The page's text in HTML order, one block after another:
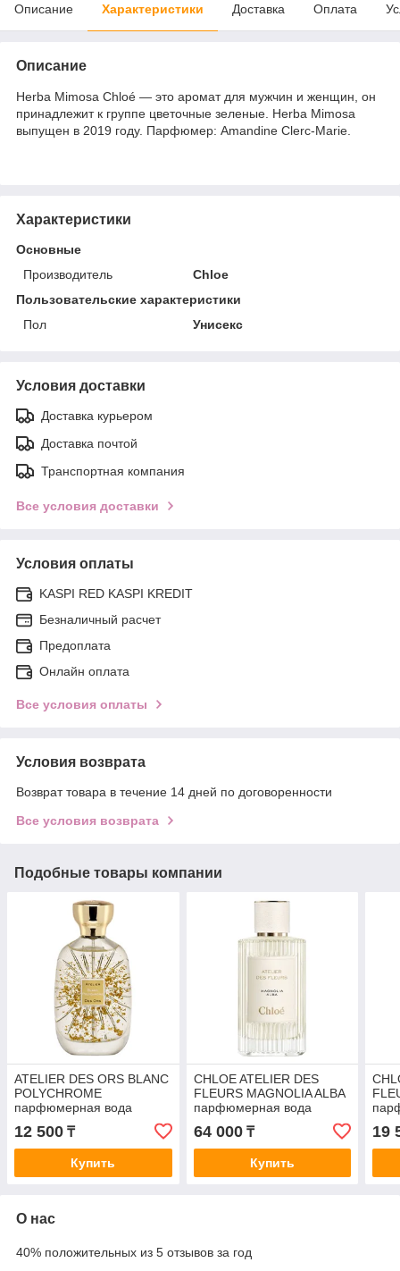
Описание Характеристики Доставка Оплата
Описание
Herba Mimosa Chloé — это аромат для мужчин и женщин, он
принадлежит к группе цветочные зеленые. Herba Mimosa
выпущен в 2019 году. Парфюмер: Amandine Clerc-Marie.
Характеристики
Основные
Производитель
Chloe
Пользовательские характеристики
Пол
Унисекс
Условия доставки
Доставка курьером
Доставка почтой
Транспортная компания
Все условия доставки
Условия оплаты
KASPI RED KASPI KREDIT
Безналичный расчет
Предоплата
Онлайн оплата
Все условия оплаты
Условия возврата
Возврат товара в течение 14 дней по договоренности
Все условия возврата
Подобные товары компании
ATELIER DES ORS BLANC
POLYCHROME
парфюмерная вода
(унисекс) 5ml ОТЛИВАНТ
12 500 ₸
Купить
CHLOE ATELIER DES
FLEURS MAGNOLIA ALBA
парфюмерная вода
(женские) 50ml
64 000₸
Купить
19
О нас
40% положительных из 5 отзывов за год